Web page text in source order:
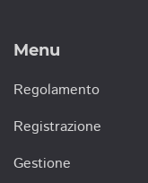
Menu
Regolamento
Registrazione
Gestione